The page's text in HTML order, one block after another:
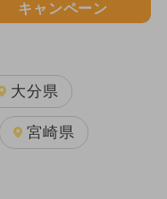
キャンペーン
大分県
宮崎県